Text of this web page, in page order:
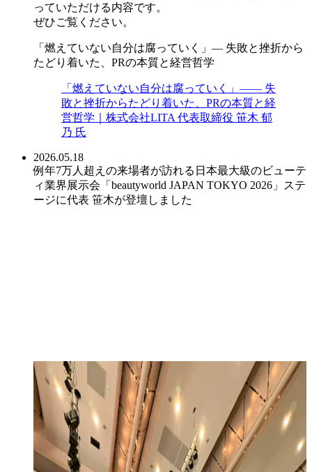
っていただける内容です。
ぜひご覧ください。
「燃えていない自分は腐っていく」— 失敗と挫折から
たどり着いた、PRの本質と経営哲学
「燃えていない自分は腐っていく」—— 失
敗と挫折からたどり着いた、PRの本質と経
営哲学｜株式会社LITA 代表取締役 笹木 郁
乃 氏
2026.05.18
例年7万人超えの来場者が訪れる日本最大級のビューテ
ィ業界展示会「beautyworld JAPAN TOKYO 2026」ステ
ージに代表 笹木が登壇しました